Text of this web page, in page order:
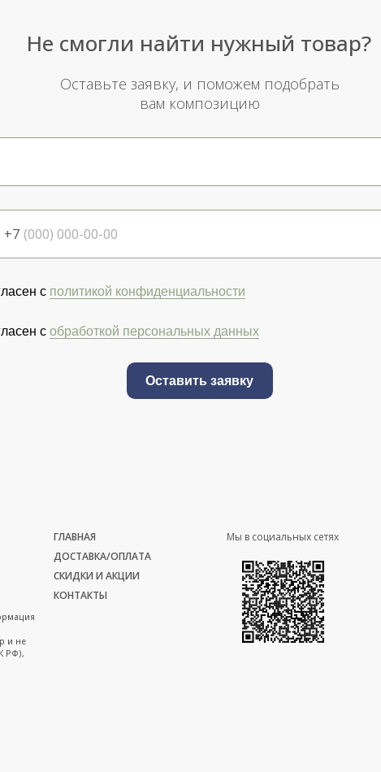
+7
с политикой конфиденциальности
с обработкой персональных данных
Оставить заявку
Не смогли найти нужный товар?
Оставьте заявку, и поможем подобрать
вам композицию
ГЛАВНАЯ
ДОСТАВКА/ОПЛАТА
СКИДКИ И АКЦИИ
КОНТАКТЫ
Мы в социальных сетях
и не
РФ),